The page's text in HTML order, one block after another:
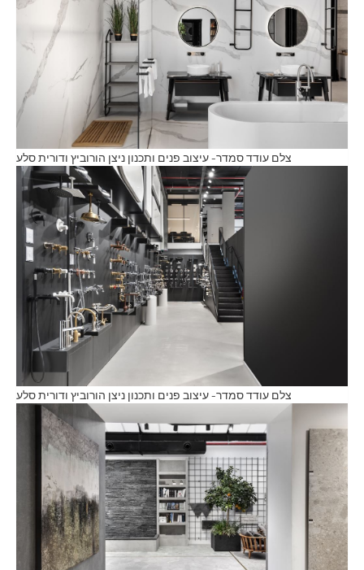
צלם עודד סמדר- עיצוב פנים ותכנון ניצן הורוביץ ודורית סלע
צלם עודד סמדר- עיצוב פנים ותכנון ניצן הורוביץ ודורית סלע